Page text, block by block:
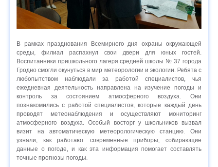
В рамках празднования Всемирного дня охраны окружающей
среды, филиал распахнул свои двери для юных гостей.
Воспитанники пришкольного лагеря средней школы № 37 города
Гродно смогли окунуться в мир метеорологии и экологии. Ребята с
любопытством наблюдали за работой специалистов, чья
ежедневная деятельность направлена на изучение погоды и
контроль за состоянием атмосферного воздуха. Они
познакомились с работой специалистов, которые каждый день
проводят метеонаблюдения и осуществляют мониторинг
атмосферного воздуха. Особый восторг у школьников вызвал
визит на автоматическую метеорологическую станцию. Они
узнали, как работают современные приборы, собирающие
данные о погоде, и как эта информация помогает составлять
точные прогнозы погоды.